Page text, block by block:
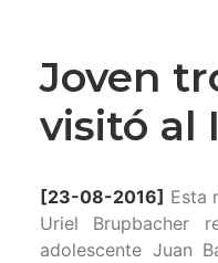
Joven
visitó al
[23-08-2016] Esta
Uriel Brupbacher
adolescente Juan